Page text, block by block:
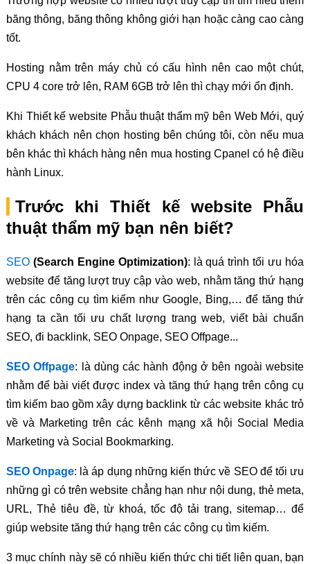
băng thông, băng thông không giới hạn hoặc càng cao càng
tốt.
Hosting nằm trên máy chủ có cấu hình nên cao một chút,
CPU 4 core trở lên, RAM 6GB trở lên thì chạy mới ổn định.
Khi Thiết kế website Phẫu thuật thẩm mỹ bên Web Mới, quý
khách khách nên chọn hosting bên chúng tôi, còn nếu mua
bên khác thì khách hàng nên mua hosting Cpanel có hệ điều
hành Linux.
Trước khi Thiết kế website Phẫu
thuật thẩm mỹ bạn nên biết?
SEO(Search Engine Optimization): là quá trình tối ưu hóa
website để tăng lượt truy cập vào web, nhằm tăng thứ hạng
trên các công cụ tìm kiếm như Google, Bing,… để tăng thứ
hạng ta cần tối ưu chất lượng trang web, viết bài chuẩn
SEO, đi backlink, SEO Onpage, SEO Offpage...
SEO Offpage: là dùng các hành động ở bên ngoài website
nhằm để bài viết được index và tăng thứ hạng trên công cụ
tìm kiếm bao gồm xây dựng backlink từ các website khác trỏ
về và Marketing trên các kênh mạng xã hội Social Media
Marketing và Social Bookmarking.
SEO Onpage: là áp dụng những kiến thức về SEO để tối ưu
những gì có trên website chẳng hạn như nội dung, thẻ meta,
URL, Thẻ tiêu đề, từ khoá, tốc độ tải trang, sitemap… để
giúp website tăng thứ hạng trên các công cụ tìm kiếm.
3 mục chính này sẽ có nhiều kiến thức chi tiết liên quan, bạn